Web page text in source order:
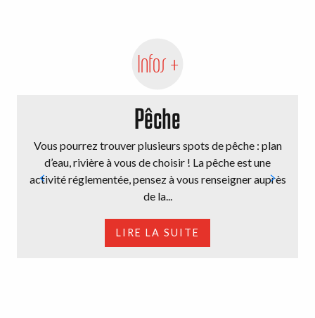
Infos +
Pêche
Vous pourrez trouver plusieurs spots de pêche : plan
d’eau, rivière à vous de choisir ! La pêche est une
activité réglementée, pensez à vous renseigner auprès
de la...
LIRE LA SUITE